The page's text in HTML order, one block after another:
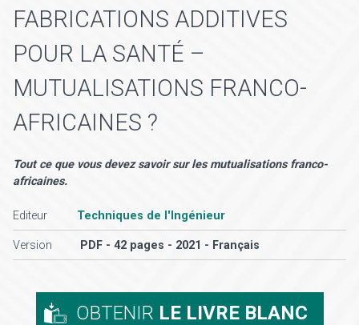
FABRICATIONS ADDITIVES
POUR LA SANTÉ –
MUTUALISATIONS FRANCO-
AFRICAINES ?
Tout ce que vous devez savoir sur les mutualisations franco-
africaines.
Editeur Techniques de l'Ingénieur
Version PDF - 42 pages - 2021 - Français
OBTENIR LE LIVRE BLANC